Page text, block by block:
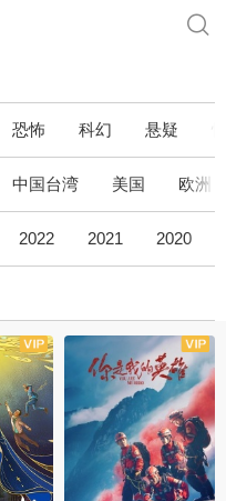
恐怖 科幻 悬疑
中国台湾 美国 欧洲
2022 2021 2020